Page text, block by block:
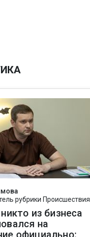
рубрики Происшествия
из бизнеса
на
официально: